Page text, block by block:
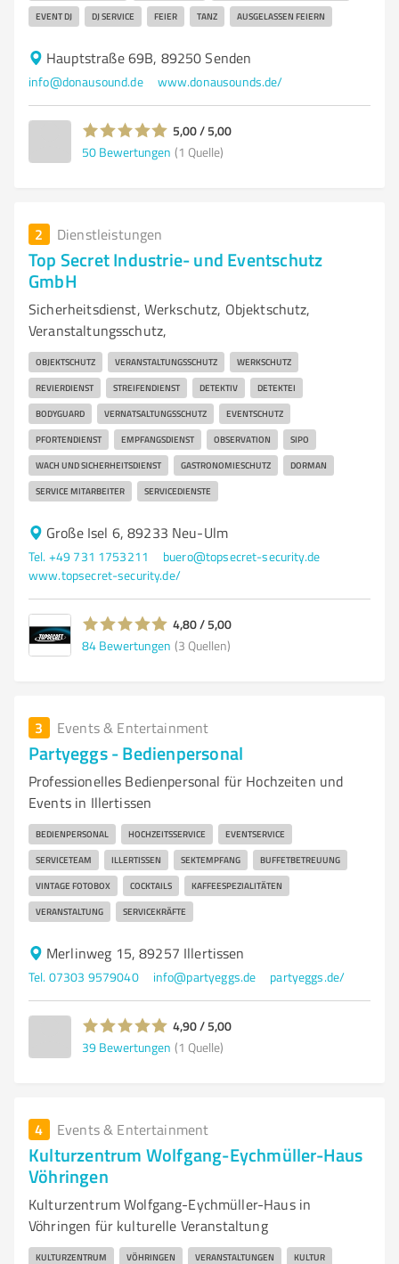
EVENT DJ DJ SERVICE FEIER TANZ AUSGELASSEN FEIERN
Hauptstraße 69B, 89250 Senden
info@donausound.de www.donausounds.de/
5,00 / 5,00
50 Bewertungen (1 Quelle)
2 Dienstleistungen
Top Secret Industrie- und Eventschutz
GmbH
Sicherheitsdienst, Werkschutz, Objektschutz,
Veranstaltungsschutz,
OBJEKTSCHUTZ VERANSTALTUNGSSCHUTZ WERKSCHUTZ
REVIERDIENST STREIFENDIENST DETEKTIV DETEKTEI
BODYGUARD VERNATSALTUNGSSCHUTZ EVENTSCHUTZ
PFORTENDIENST EMPFANGSDIENST OBSERVATION SIPO
WACH UND SICHERHEITSDIENST GASTRONOMIESCHUTZ DORMAN
SERVICE MITARBEITER SERVICEDIENSTE
Große Isel 6, 89233 Neu-Ulm
Tel. +49 731 1753211
buero@topsecret-security.de
www.topsecret-security.de/
4,80 / 5,00
84 Bewertungen (3 Quellen)
3 Events & Entertainment
Partyeggs - Bedienpersonal
Professionelles Bedienpersonal für Hochzeiten und
Events in Illertissen
BEDIENPERSONAL HOCHZEITSSERVICE EVENTSERVICE
SERVICETEAM ILLERTISSEN SEKTEMPFANG BUFFETBETREUUNG
VINTAGE FOTOBOX COCKTAILS KAFFEESPEZIALITÄTEN
VERANSTALTUNG SERVICEKRÄFTE
Merlinweg 15, 89257 Illertissen
Tel. 07303 9579040 info@partyeggs.de partyeggs.de/
4,90 / 5,00
39 Bewertungen (1 Quelle)
4 Events & Entertainment
Kulturzentrum Wolfgang-Eychmüller-Haus
Vöhringen
Kulturzentrum Wolfgang-Eychmüller-Haus in
Vöhringen für kulturelle Veranstaltung
KULTURZENTRUM VÖHRINGEN VERANSTALTUNGEN KULTUR